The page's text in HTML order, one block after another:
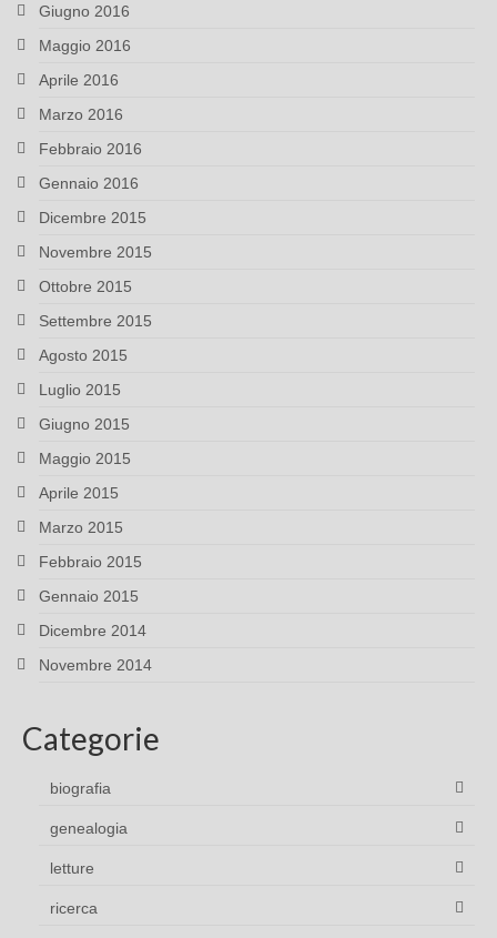
Giugno 2016
Maggio 2016
Aprile 2016
Marzo 2016
Febbraio 2016
Gennaio 2016
Dicembre 2015
Novembre 2015
Ottobre 2015
Settembre 2015
Agosto 2015
Luglio 2015
Giugno 2015
Maggio 2015
Aprile 2015
Marzo 2015
Febbraio 2015
Gennaio 2015
Dicembre 2014
Novembre 2014
Categorie
biografia
genealogia
letture
ricerca